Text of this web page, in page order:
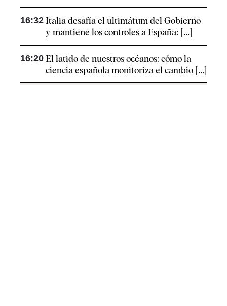
16:32 Italia desafía el ultimátum del Gobierno
y mantiene los controles a España: [...]
16:20 El latido de nuestros océanos: cómo la
ciencia española monitoriza el cambio [...]